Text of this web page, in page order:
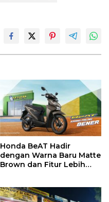
Honda BeAT Hadir
dengan Warna Baru Matte
Brown dan Fitur Lebih